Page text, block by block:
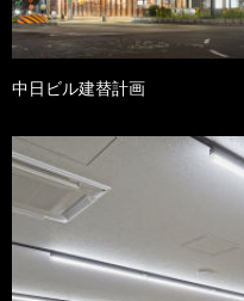
中日ビル建替計画